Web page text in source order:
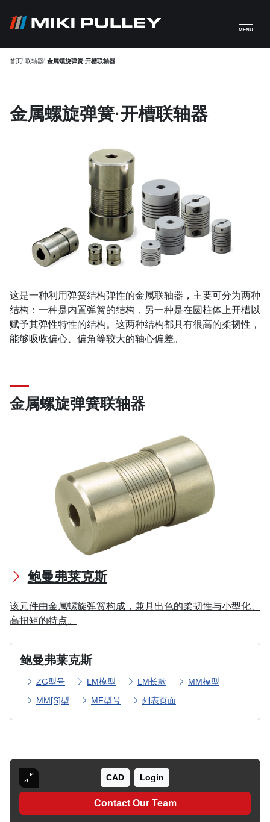
MENU
首页 联轴器 金属螺旋弹簧·开槽联轴器
金属螺旋弹簧·开槽联轴器
这是一种利用弹簧结构弹性的金属联轴器，主要可分为两种
结构：一种是内置弹簧的结构，另一种是在圆柱体上开槽以
赋予其弹性特性的结构。这两种结构都具有很高的柔韧性，
能够吸收偏心、偏角等较大的轴心偏差。
金属螺旋弹簧联轴器
鲍曼弗莱克斯
该元件由金属螺旋弹簧构成，兼具出色的柔韧性与小型化、
高扭矩的特点。
鲍曼弗莱克斯
ZG型号 LM模型 LM长款
MM模型
MM[S]型
MF型号 列表页面
CAD Login
Contact Our Team